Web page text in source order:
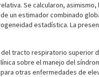
Se calcularon,
un estimador combinado
estadística. La
tracto respiratorio superior
sobre el manejo del
otras enfermedades de